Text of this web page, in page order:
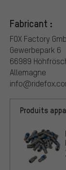
Fabricant :
FOX Factory
Gewerbepark 6
66989
Allemagne
Produits